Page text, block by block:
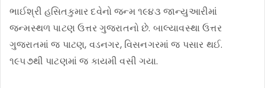
ભાઈશ્રી હસિતકુમાર દવેનો જન્મ ૧૯૪૩ જાન્યુઆરીમાં
જન્મસ્થળ પાટણ ઉત્તર ગુજરાતનો છે. બાલ્યાવસ્થા ઉત્તર
ગુજરાતમાં જ પાટણ, વડનગર, વિસનગરમાં જ પસાર થઈ.
૧૯૫૭થી પાટણમાં જ કાયમી વસી ગયા.